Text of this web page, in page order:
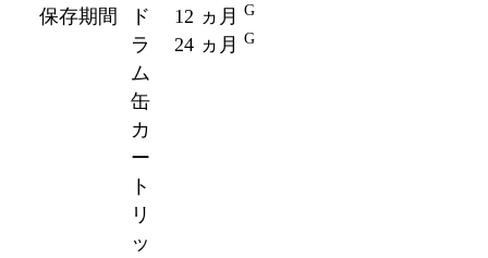
保存期間
ド
ラ
ム
缶
カ
ー
ト
リ
ッ
12 ヵ月 G
24 ヵ月 G